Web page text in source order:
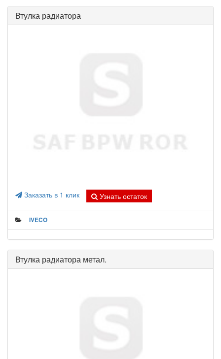
Втулка радиатора
Заказать в 1 клик Узнать остаток
IVECO
Втулка радиатора метал.